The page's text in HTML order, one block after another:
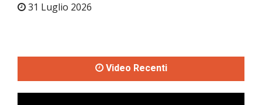
31 Luglio 2026
Video Recenti